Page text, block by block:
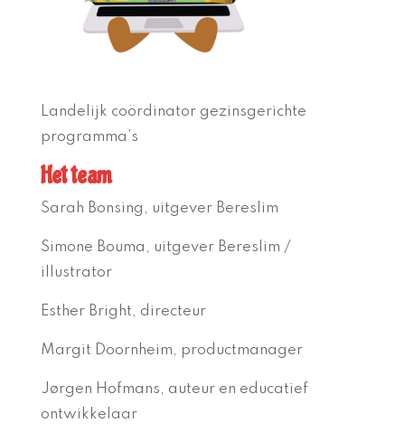
Landelijk coördinator gezinsgerichte
programma’s
Het team
Sarah Bonsing, uitgever Bereslim
Simone Bouma, uitgever Bereslim /
illustrator
Esther Bright, directeur
Margit Doornheim, productmanager
Jørgen Hofmans, auteur en educatief
ontwikkelaar